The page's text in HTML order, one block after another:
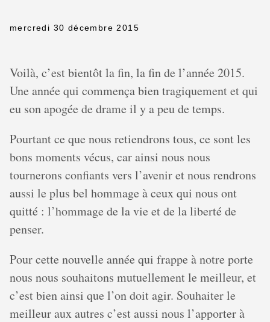
mercredi 30 décembre 2015
Voilà, c’est bientôt la fin, la fin de l’année 2015.
Une année qui commença bien tragiquement et qui
eu son apogée de drame il y a peu de temps.
Pourtant ce que nous retiendrons tous, ce sont les
bons moments vécus, car ainsi nous nous
tournerons confiants vers l’avenir et nous rendrons
aussi le plus bel hommage à ceux qui nous ont
quitté : l’hommage de la vie et de la liberté de
penser.
Pour cette nouvelle année qui frappe à notre porte
nous nous souhaitons mutuellement le meilleur, et
c’est bien ainsi que l’on doit agir. Souhaiter le
meilleur aux autres c’est aussi nous l’apporter à